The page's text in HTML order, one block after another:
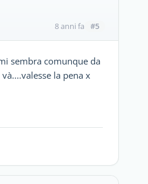
8 anni fa #5
sembra comunque da
la pena x